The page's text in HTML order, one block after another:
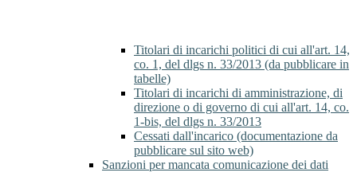
Titolari di incarichi politici di cui all'art. 14,
co. 1, del dlgs n. 33/2013 (da pubblicare in
tabelle)
Titolari di incarichi di amministrazione, di
direzione o di governo di cui all'art. 14, co.
1-bis, del dlgs n. 33/2013
Cessati dall'incarico (documentazione da
pubblicare sul sito web)
Sanzioni per mancata comunicazione dei dati